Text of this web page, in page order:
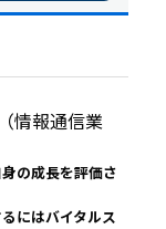
情報通信業
の成長を評価さ
にはバイタルス